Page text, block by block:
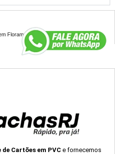
Floramar MG
Cartões em PVC e fornecemos